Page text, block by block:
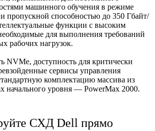
машинного обучения в режиме
пропускной способностью до 350 Гбайт/
функции с высоким
для выполнения требований
рабочих нагрузок.
NVMe, доступность для критически
сервисы управления
комплектацию массива из
начального уровня — PowerMax 2000.
СХД Dell прямо